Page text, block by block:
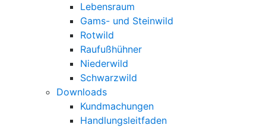
Lebensraum
Gams- und Steinwild
Rotwild
Raufußhühner
Niederwild
Schwarzwild
Downloads
Kundmachungen
Handlungsleitfaden